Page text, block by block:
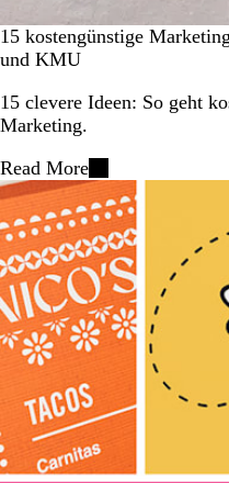
15 kostengünstige
und KMU
15 clevere Ideen: So geht
Marketing.
Read More